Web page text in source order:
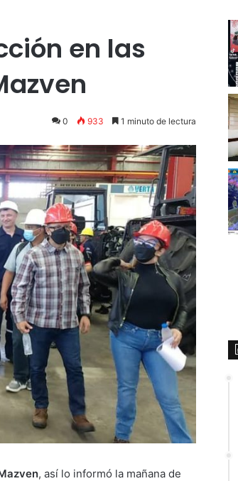
en las
0 933 1 minuto de lectura
, así lo informó la mañana de